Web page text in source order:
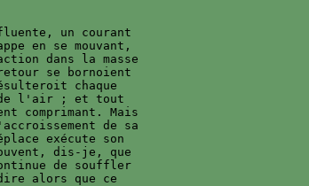
un courant
en se mouvant,
dans la masse
se bornoient
chaque
de l'air ; et tout
comprimant. Mais
de sa
exécute son
dis-je, que
de souffler
dire alors que ce